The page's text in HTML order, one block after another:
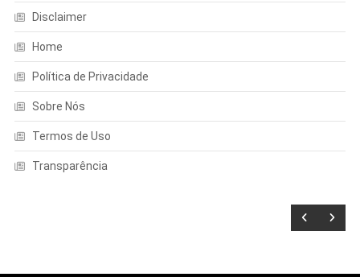
Disclaimer
Home
Política de Privacidade
Sobre Nós
Termos de Uso
Transparência